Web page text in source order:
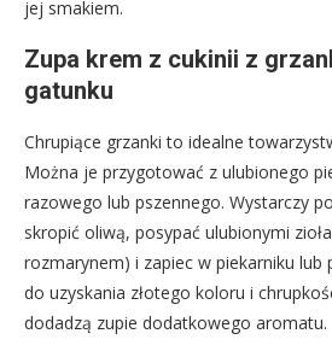
jej smakiem.
Zupa krem z cukinii z
gatunku
Chrupiące grzanki to idealne
Można je przygotować z ulubionego
razowego lub pszennego. Wystarczy
skropić oliwą, posypać ulubionymi
rozmarynem) i zapiec w piekarniku lub
do uzyskania złotego koloru i
dodadzą zupie dodatkowego aromatu.